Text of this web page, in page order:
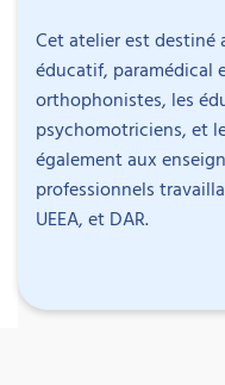
Cet atelier est destiné
éducatif, paramédical
orthophonistes, les
psychomotriciens, et
également aux
professionnels
UEEA, et DAR.
Objectifs
Découvrir les
Découvrir des
Jeanne
Enseignante
Jeanne Boesinger
l’accompagnement